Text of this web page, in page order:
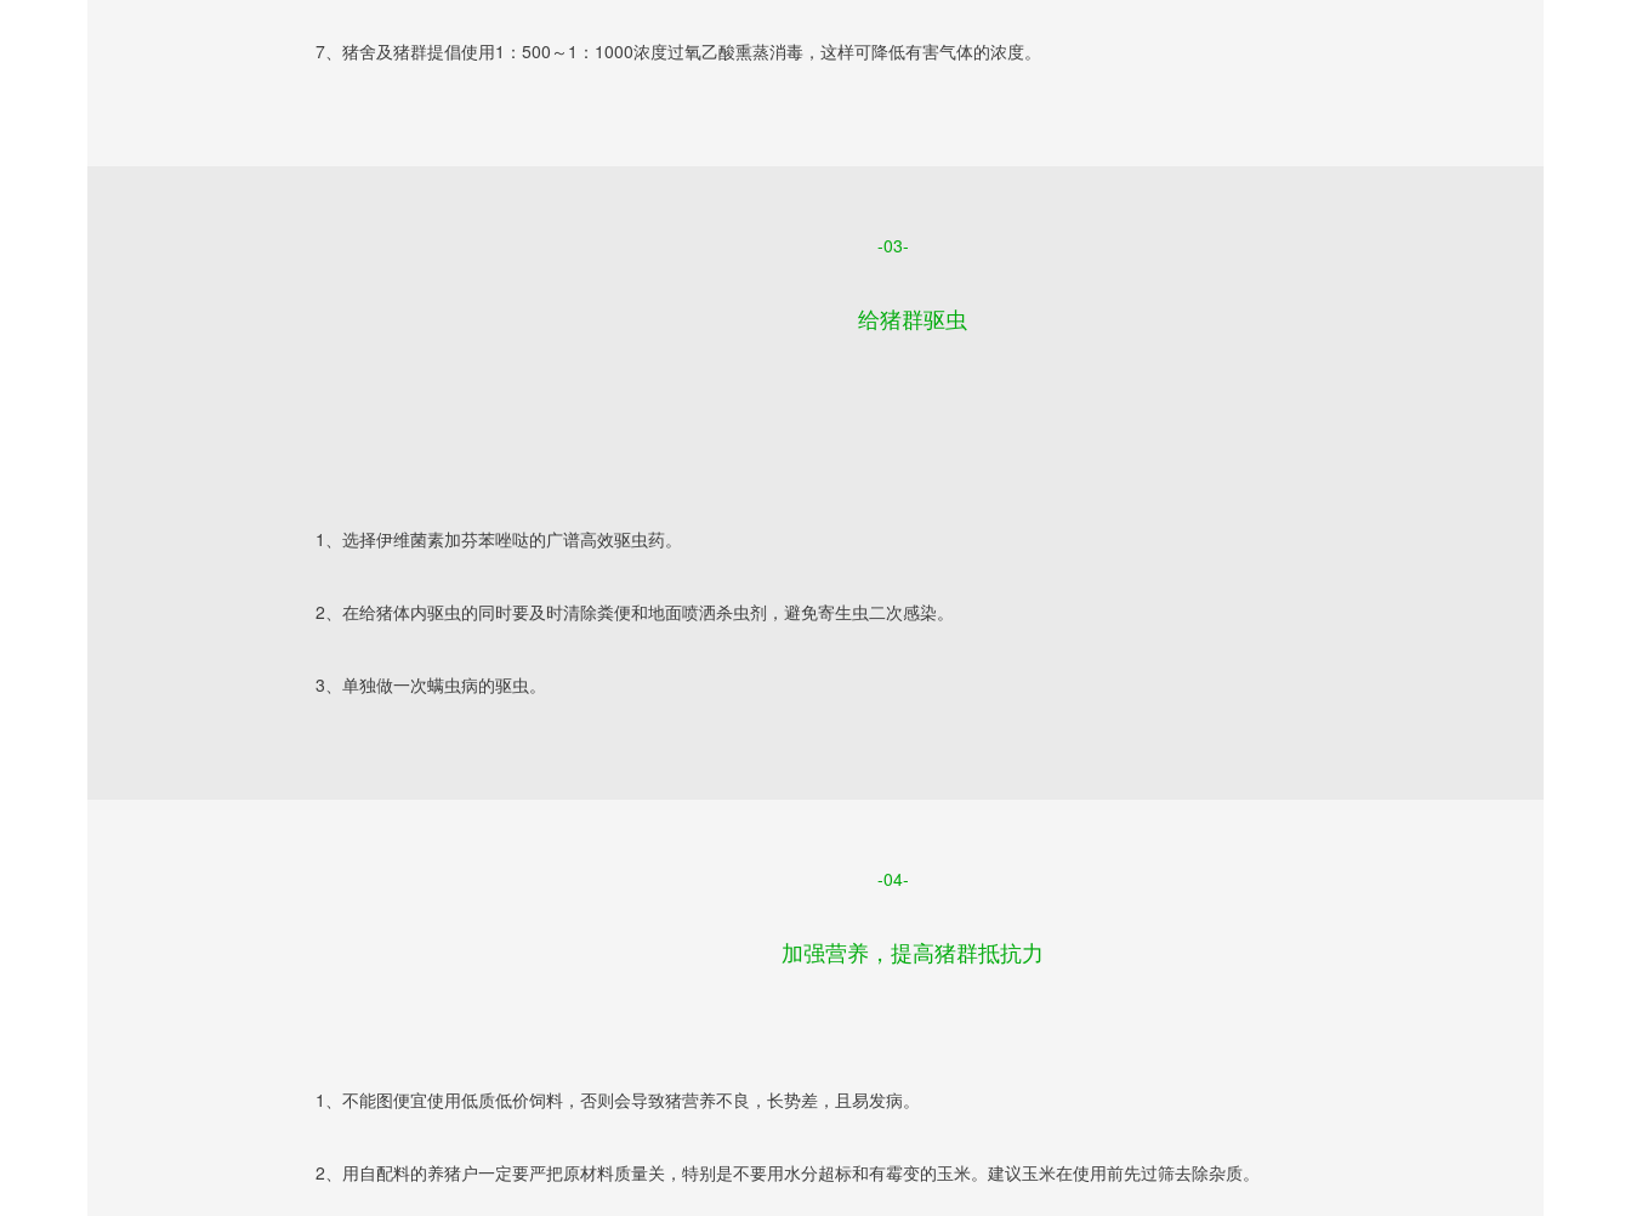
					7、猪舍及猪群提倡使用1：500～1：1000浓度过氧乙酸熏蒸消毒，这样可降低有害气体的浓度。
-03-
给猪群驱虫
					1、选择伊维菌素加芬苯唑哒的广谱高效驱虫药。
					2、在给猪体内驱虫的同时要及时清除粪便和地面喷洒杀虫剂，避免寄生虫二次感染。
					3、单独做一次螨虫病的驱虫。
-04-
加强营养，提高猪群抵抗力
					1、不能图便宜使用低质低价饲料，否则会导致猪营养不良，长势差，且易发病。
					2、用自配料的养猪户一定要严把原材料质量关，特别是不要用水分超标和有霉变的玉米。建议玉米在使用前先过筛去除杂质。